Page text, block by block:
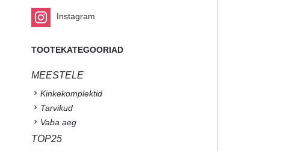
Instagram
TOOTEKATEGOORIAD
MEESTELE
Kinkekomplektid
Tarvikud
Vaba aeg
TOP25